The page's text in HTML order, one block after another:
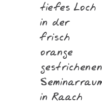
tiefes Loch
in der
frisch
orange
in Raach